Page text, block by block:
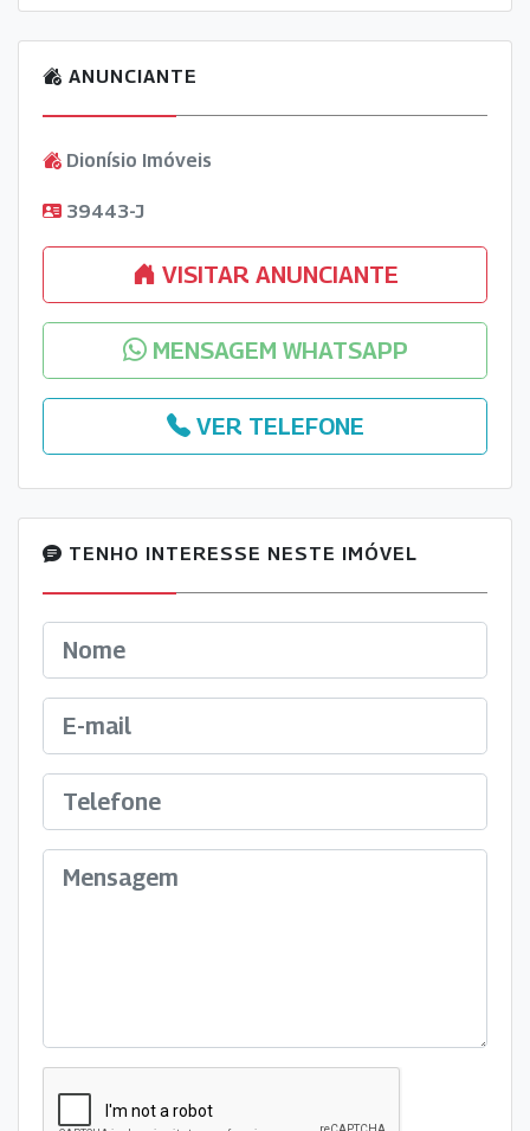
ANUNCIANTE
Dionísio Imóveis
39443-J
VISITAR ANUNCIANTE
MENSAGEM WHATSAPP
VER TELEFONE
TENHO INTERESSE NESTE IMÓVEL